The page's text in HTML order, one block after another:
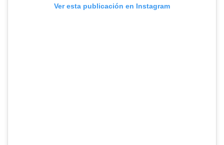
Ver esta publicación en Instagram